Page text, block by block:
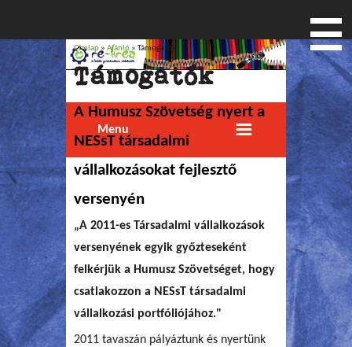
Menu
Jelenlegi hely
Címlap » Ajánló » Támogatók
Támogatók
A Humusz Szövetség nyert a
NESsT társadalmi
vállalkozásokat fejlesztő
versenyén
„A 2011-es Társadalmi vállalkozások
versenyének egyik győzteseként
felkérjük a Humusz Szövetséget, hogy
csatlakozzon a NESsT társadalmi
vállalkozási portfóliójához."
2011 tavaszán pályáztunk és nyertünk